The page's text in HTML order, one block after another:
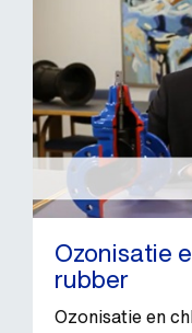
Ozonisatie
rubber
Ozonisatie en